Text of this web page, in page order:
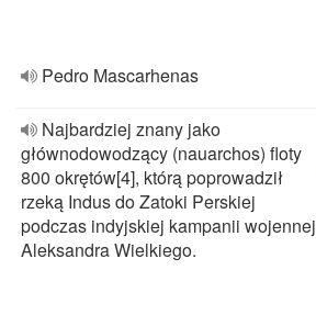
Pedro Mascarhenas
Najbardziej znany jako
głównodowodzący (nauarchos) floty
800 okrętów[4], którą poprowadził
rzeką Indus do Zatoki Perskiej
podczas indyjskiej kampanii wojennej
Aleksandra Wielkiego.